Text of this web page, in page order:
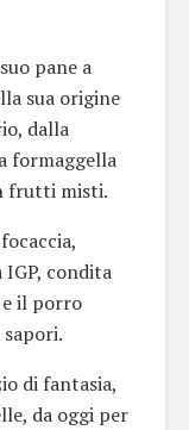
pane a
sua origine
dalla
formaggella
frutti misti.
condita
e il porro
di fantasia,
da oggi per